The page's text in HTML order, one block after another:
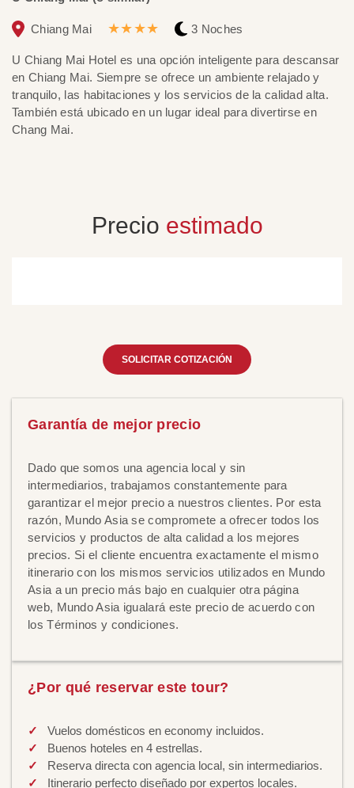
Chiang Mai ★★★★ 3 Noches
U Chiang Mai Hotel es una opción inteligente para descansar
en Chiang Mai. Siempre se ofrece un ambiente relajado y
tranquilo, las habitaciones y los servicios de la calidad alta.
También está ubicado en un lugar ideal para divertirse en
Chang Mai.
Precio estimado
SOLICITAR COTIZACIÓN
Garantía de mejor precio
Dado que somos una agencia local y sin
intermediarios, trabajamos constantemente para
garantizar el mejor precio a nuestros clientes. Por esta
razón, Mundo Asia se compromete a ofrecer todos los
servicios y productos de alta calidad a los mejores
precios. Si el cliente encuentra exactamente el mismo
itinerario con los mismos servicios utilizados en Mundo
Asia a un precio más bajo en cualquier otra página
web, Mundo Asia igualará este precio de acuerdo con
los Términos y condiciones.
¿Por qué reservar este tour?
Vuelos domésticos en economy incluidos.
Buenos hoteles en 4 estrellas.
Reserva directa con agencia local, sin intermediarios.
Itinerario perfecto diseñado por expertos locales.